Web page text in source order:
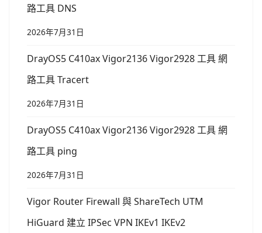
路工具 DNS
2026年7月31日
DrayOS5 C410ax Vigor2136 Vigor2928 工具 網
路工具 Tracert
2026年7月31日
DrayOS5 C410ax Vigor2136 Vigor2928 工具 網
路工具 ping
2026年7月31日
Vigor Router Firewall 與 ShareTech UTM
HiGuard 建立 IPSec VPN IKEv1 IKEv2